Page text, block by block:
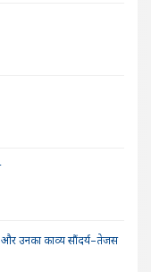
और उनका काव्य सौंदर्य–तेजस